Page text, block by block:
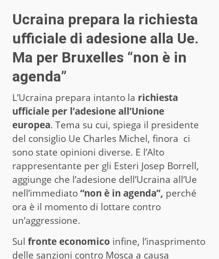
Ucraina prepara la richiesta
ufficiale di adesione alla Ue.
Ma per Bruxelles “non è in
agenda”
L’Ucraina prepara intanto la richiesta
ufficiale per l’adesione all’Unione
europea. Tema su cui, spiega il presidente
del consiglio Ue Charles Michel, finora ci
sono state opinioni diverse. E l’Alto
rappresentante per gli Esteri Josep Borrell,
aggiunge che l’adesione dell’Ucraina all’Ue
nell’immediato“non è in agenda”, perché
ora è il momento di lottare contro
un’aggressione.
Sul fronte economico infine, l’inasprimento
delle sanzioni contro Mosca a causa